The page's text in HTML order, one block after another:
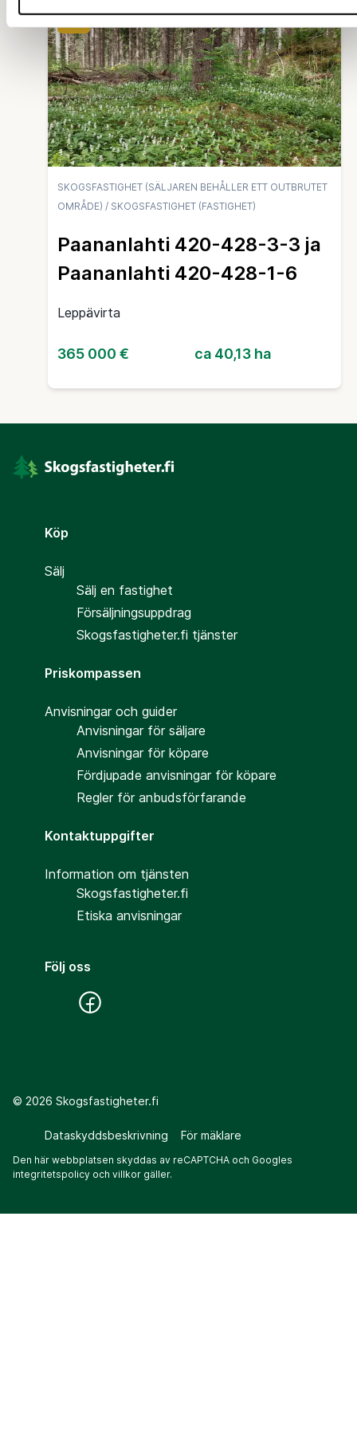
SKOGSFASTIGHET (SÄLJAREN BEHÅLLER ETT OUTBRUTET
OMRÅDE) / SKOGSFASTIGHET (FASTIGHET)
Paananlahti 420-428-3-3 ja
Paananlahti 420-428-1-6
Leppävirta
365 000 € ca 40,13 ha
Köp
Sälj
Sälj en fastighet
Försäljningsuppdrag
Skogsfastigheter.fi tjänster
Priskompassen
Anvisningar och guider
Anvisningar för säljare
Anvisningar för köpare
Fördjupade anvisningar för köpare
Regler för anbudsförfarande
Kontaktuppgifter
Information om tjänsten
Skogsfastigheter.fi
Etiska anvisningar
Följ oss
© 2026 Skogsfastigheter.fi
Dataskyddsbeskrivning För mäklare
Den här webbplatsen skyddas av reCAPTCHA och Googles
integritetspolicy och villkor gäller.